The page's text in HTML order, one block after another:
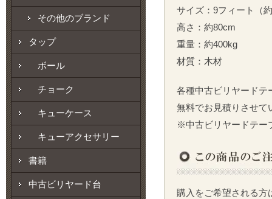
サイズ：9フィート（
高さ：約80cm
重量：約400kg
材質：木材
各種中古ビリヤードテ
無料でお見積りさせて
※中古ビリヤードテー
購入をご希望される方
その他のブランド
タップ
ボール
チョーク
キューケース
キューアクセサリー
書籍
中古ビリヤード台